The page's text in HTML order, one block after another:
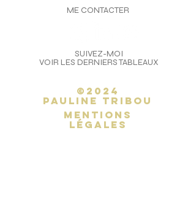
ME CONTACTER
SUIVEZ-MOI
VOIR LES DERNIERS TABLEAUX
©2024
Pauline Tribou
Mentions
légales